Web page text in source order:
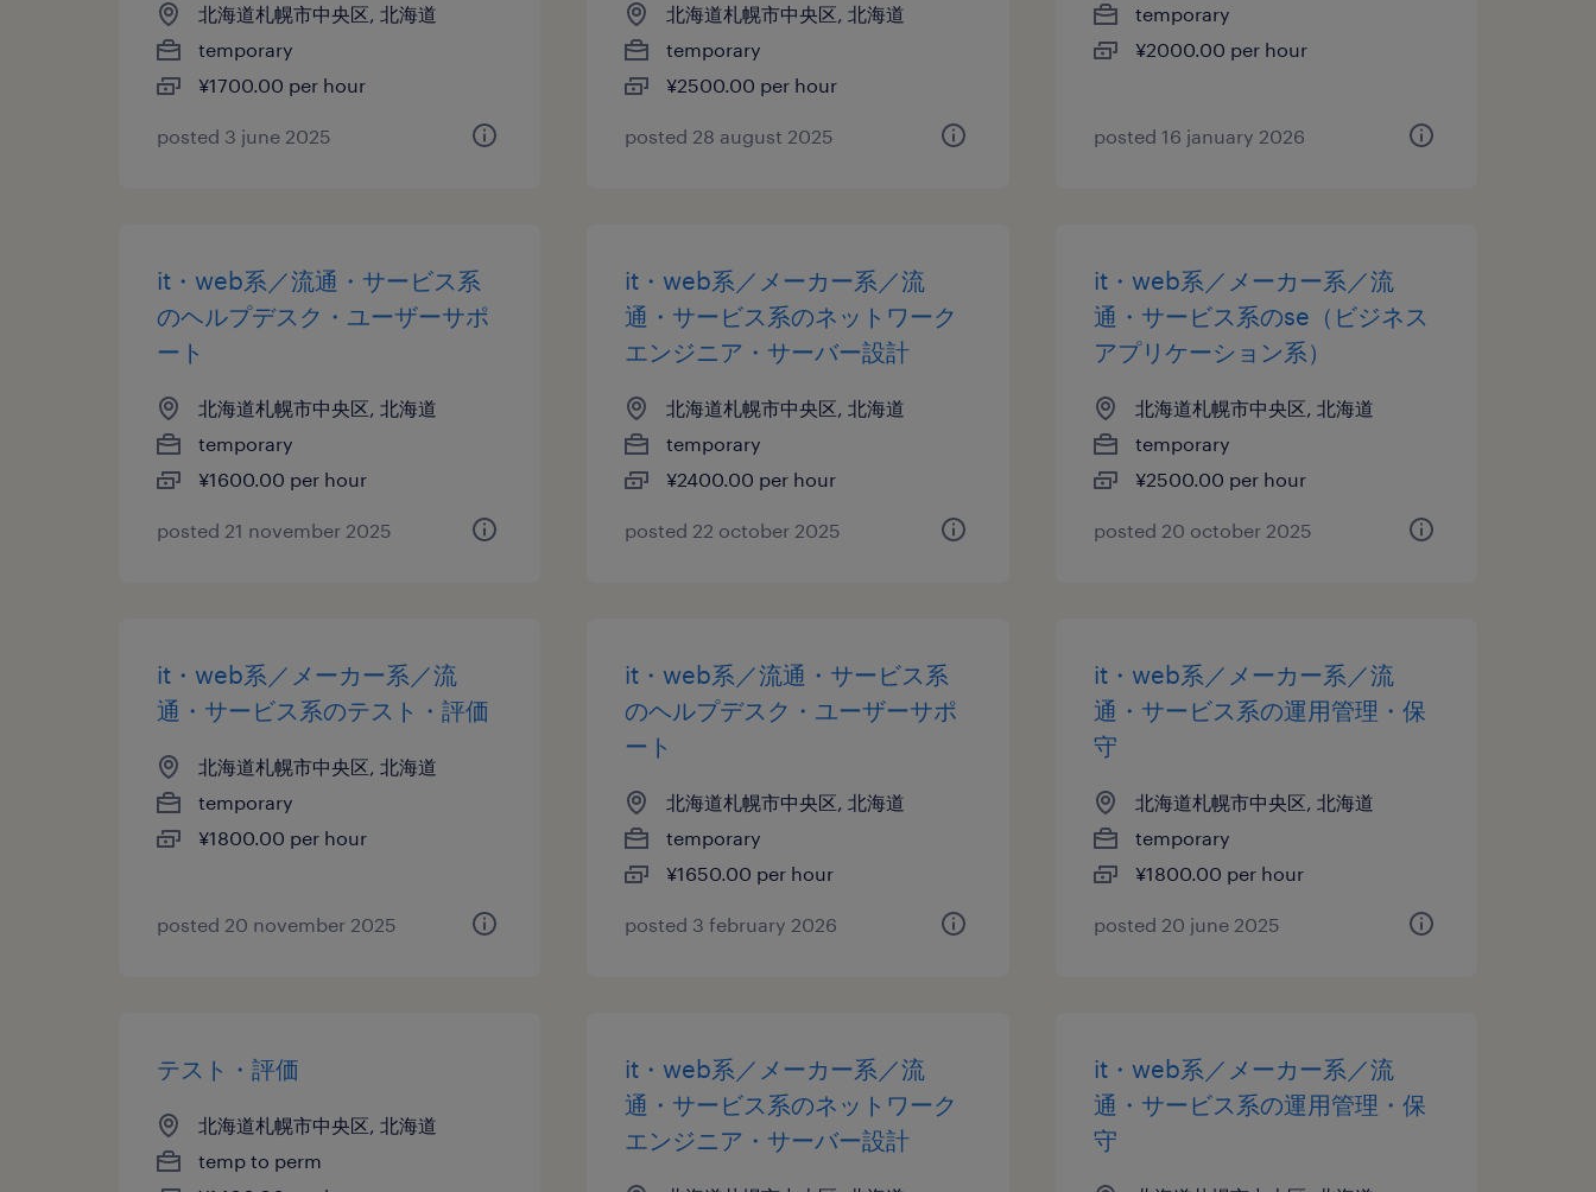
北海道札幌市中央区, 北海道
temporary
¥1700.00 per hour
posted 3 june 2025
北海道札幌市中央区, 北海道
temporary
¥2500.00 per hour
posted 28 august 2025
temporary
¥2000.00 per hour
posted 16 january 2026
it・web系／流通・サービス系
のヘルプデスク・ユーザーサポ
ート
北海道札幌市中央区, 北海道
temporary
¥1600.00 per hour
posted 21 november 2025
it・web系／メーカー系／流
通・サービス系のネットワーク
エンジニア・サーバー設計
北海道札幌市中央区, 北海道
temporary
¥2400.00 per hour
posted 22 october 2025
it・web系／メーカー系／流
通・サービス系のse（ビジネス
アプリケーション系）
北海道札幌市中央区, 北海道
temporary
¥2500.00 per hour
posted 20 october 2025
it・web系／メーカー系／流
通・サービス系のテスト・評価
北海道札幌市中央区, 北海道
temporary
¥1800.00 per hour
posted 20 november 2025
it・web系／流通・サービス系
のヘルプデスク・ユーザーサポ
ート
北海道札幌市中央区, 北海道
temporary
¥1650.00 per hour
posted 3 february 2026
it・web系／メーカー系／流
通・サービス系の運用管理・保
守
北海道札幌市中央区, 北海道
temporary
¥1800.00 per hour
posted 20 june 2025
テスト・評価
北海道札幌市中央区, 北海道
temp to perm
it・web系／メーカー系／流
通・サービス系のネットワーク
エンジニア・サーバー設計
it・web系／メーカー系／流
通・サービス系の運用管理・保
守